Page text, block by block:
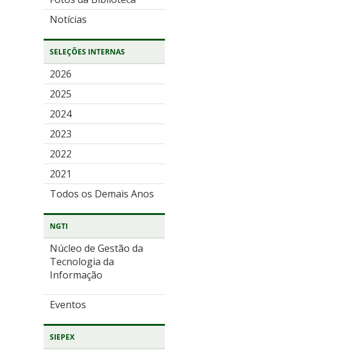
Notícias
SELEÇÕES INTERNAS
2026
2025
2024
2023
2022
2021
Todos os Demais Anos
NGTI
Núcleo de Gestão da
Tecnologia da
Informação
Eventos
SIEPEX